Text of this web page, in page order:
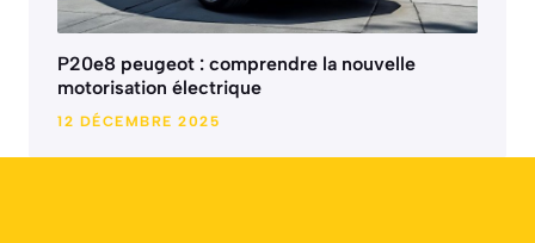
P20e8 peugeot : comprendre la nouvelle
motorisation électrique
12 DÉCEMBRE 2025